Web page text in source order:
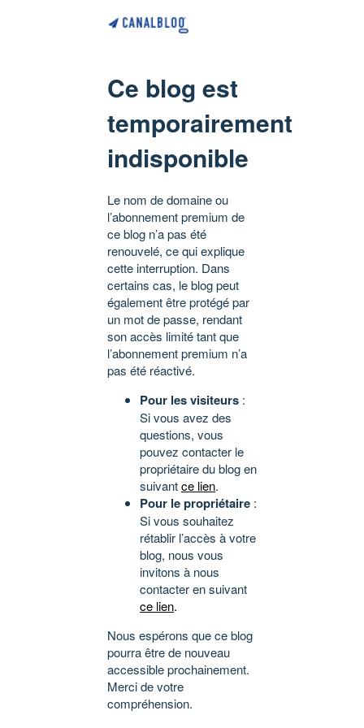
Ce blog est
temporairement
indisponible
Le nom de domaine ou
l’abonnement premium de
ce blog n’a pas été
renouvelé, ce qui explique
cette interruption. Dans
certains cas, le blog peut
également être protégé par
un mot de passe, rendant
son accès limité tant que
l’abonnement premium n’a
pas été réactivé.
Pour les visiteurs :
Si vous avez des
questions, vous
pouvez contacter le
propriétaire du blog en
suivantce lien.
Pour le propriétaire :
Si vous souhaitez
rétablir l’accès à votre
blog, nous vous
invitons à nous
contacter en suivant
ce lien.
Nous espérons que ce blog
pourra être de nouveau
accessible prochainement.
Merci de votre
compréhension.